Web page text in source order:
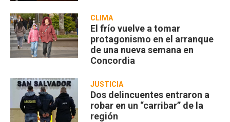
CLIMA
El frío vuelve a tomar
protagonismo en el arranque
de una nueva semana en
Concordia
JUSTICIA
Dos delincuentes entraron a
robar en un “carribar” de la
región